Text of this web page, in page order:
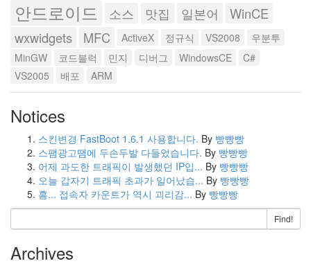
안드로이드 소스 맛집 일본어
WinCE
wxwidgets
MFC ActiveX 정규식 VS2008
우분투
MinGW
코드블럭 민지 디버그 WindowsCE
C#
VS2005
배포 ARM
Notices
스킨변경 FastBoot 1.6.1 사용합니다. By 빵빵빵
스팸광고땜에 두손두발 다들었습니다. By 빵빵빵
어제 과도한 트래픽이 발생했던 IP입... By 빵빵빵
오늘 갑자기 트래픽 초과가 일어났습... By 빵빵빵
흠... 접속자 카운트가 역시 괴리감... By 빵빵빵
Find!
Archives